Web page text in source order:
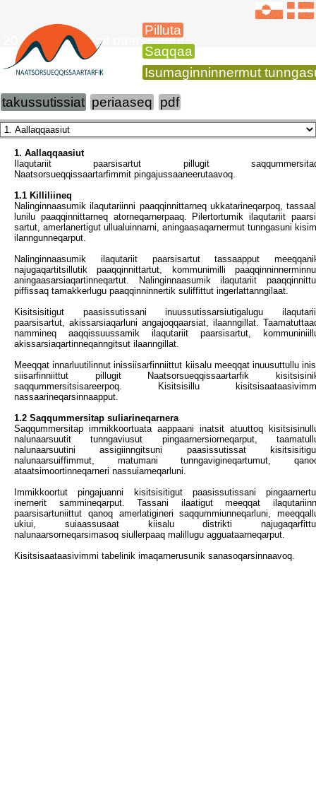
Pilluta
Saqqaa
Isumaginninnermut
2022-mi ilaqutariit paarsisartut
takussutissiat periaaseq pdf